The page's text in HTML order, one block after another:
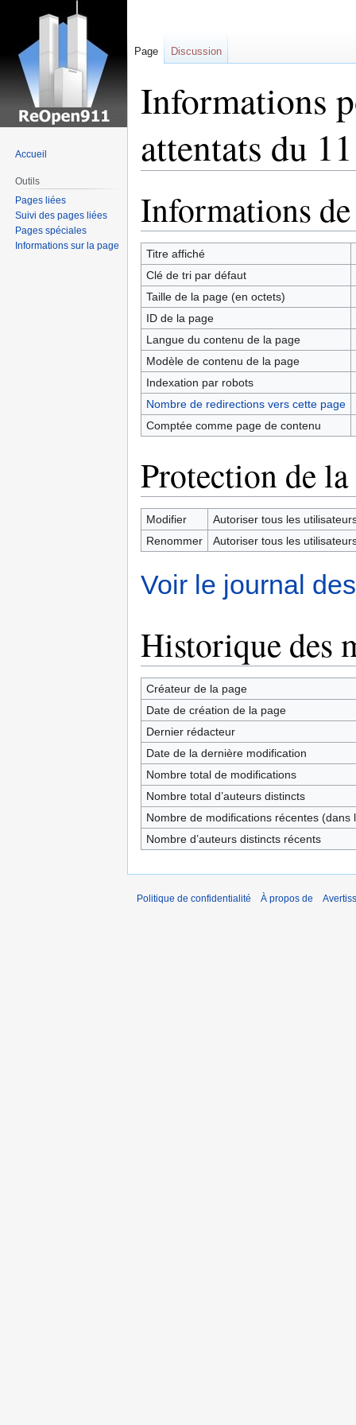
Informations
attentats du
la
navigation
la
recherche
Informations de
Titre affiché
Clé de tri par défaut
Taille de la page (en octets)
ID de la page
Langue du contenu de la page
Modèle de contenu de la page
Indexation par robots
Nombre de redirections vers cette page
Comptée comme page de contenu
Protection de la
Modifier
Autoriser tous les
Renommer
Autoriser tous les
Voir le journal
Historique des
Créateur de la page
Date de création de la page
Dernier rédacteur
Date de la dernière modification
Nombre total de modifications
Nombre total d’auteurs distincts
Nombre de modifications récentes (dans
Nombre d’auteurs distincts récents
Page Discussion
Accueil
Outils
Pages liées
Suivi des pages liées
Pages spéciales
Informations sur la page
Politique de confidentialité À propos de